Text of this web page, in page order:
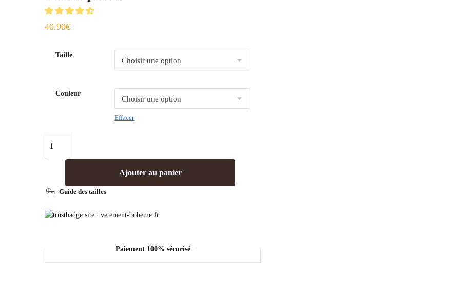
40.90€
Taille
Couleur
Effacer
Ajouter au panier
Guide des tailles
Paiement 100% sécurisé